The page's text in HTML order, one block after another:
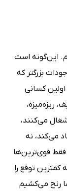
این‌گونه است
بزرگتر که
اولین کسانی
ریزه‌میزه،
می‌کنند،
می‌کند، نه
فقط قوی‌ترین‌ها
توقع را
رنج می‌کشیم